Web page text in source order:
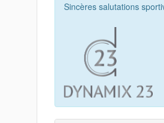
Sincères salutations